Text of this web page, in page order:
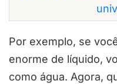
Por exemplo, se
enorme de líquido,
como água. Agora,